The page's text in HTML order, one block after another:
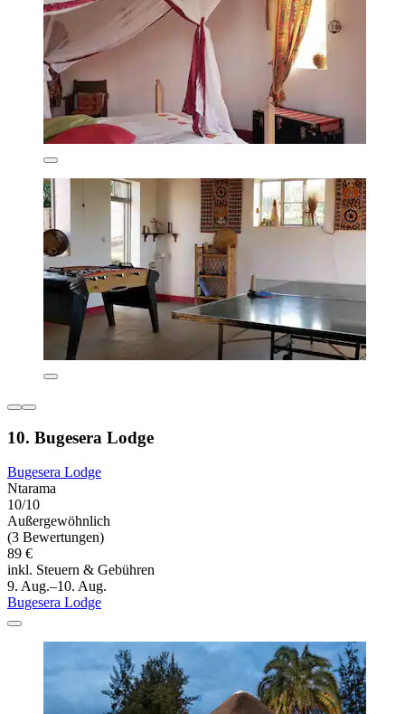
10. Bugesera Lodge
Bugesera Lodge
Ntarama
10/10
Außergewöhnlich
(3 Bewertungen)
89 €
inkl. Steuern & Gebühren
9. Aug.–10. Aug.
Bugesera Lodge